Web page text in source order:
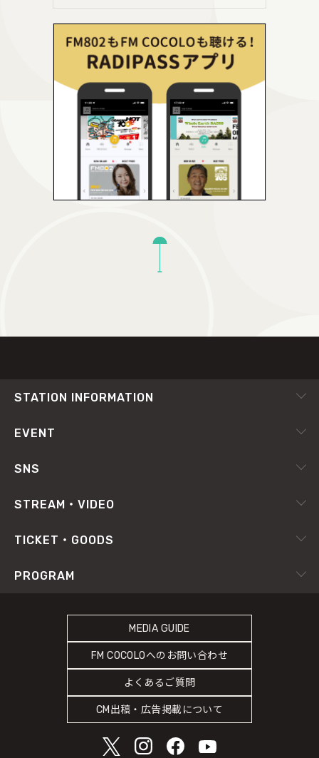
STATION INFORMATION
会社概要
番組審議会
プライバシーポリシー
緊急地震速報の対応
災害情報共有パートナーシップ
人権尊重・コンプライアンスに関する調査の結果について
EVENT
ピックアップ
SNS
RADIPASS
Instagram
STREAM・VIDEO
radiko.jp
TICKET・GOODS
RADIPASS TICKET
PROGRAM
MEDIA GUIDE
FM COCOLOへのお問い合わせ
よくあるご質問
CM出稿・広告掲載について